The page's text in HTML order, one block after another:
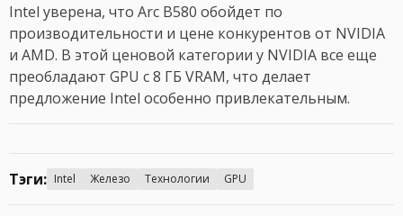
Intel уверена, что Arc B580 обойдет по
производительности и цене конкурентов от NVIDIA
и AMD. В этой ценовой категории у NVIDIA все еще
преобладают GPU с 8 ГБ VRAM, что делает
предложение Intel особенно привлекательным.
Тэги: Intel Железо Технологии GPU